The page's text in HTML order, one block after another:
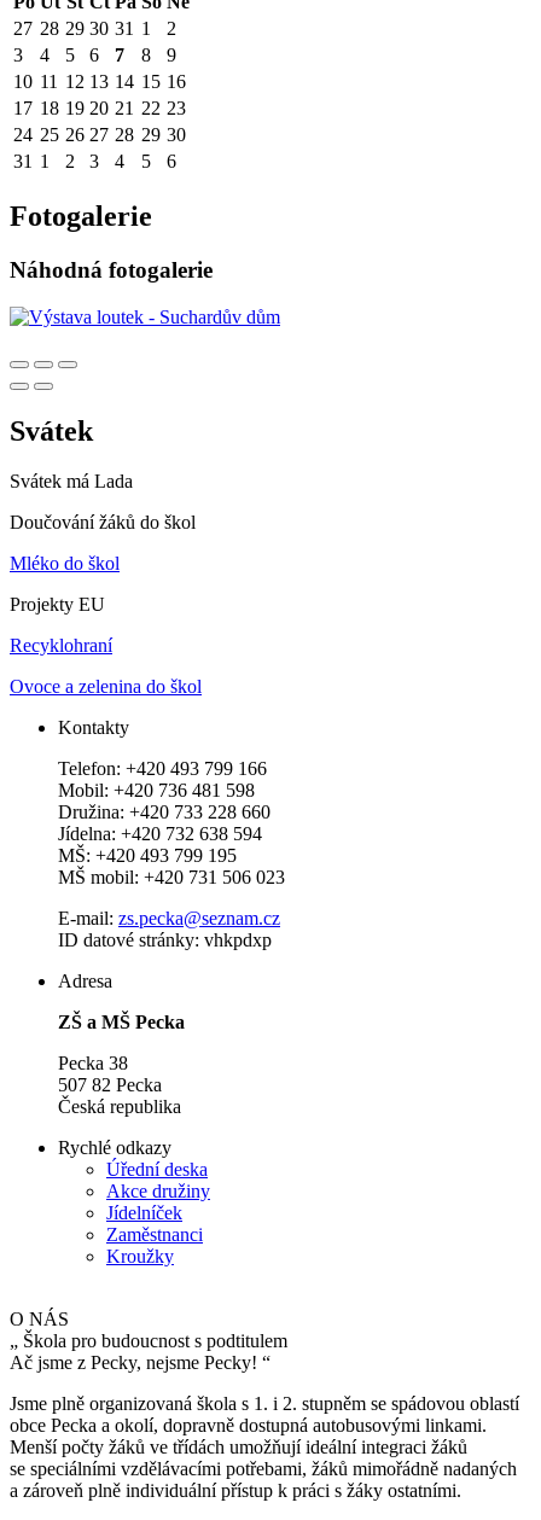
27 28 29 30 31 1
2
3
4 5 6 7 8
9
10 11 12 13 14 15 16
17 18 19 20 21 22 23
24 25 26 27 28 29 30
31 1 2 3 4 5 6
Fotogalerie
Náhodná fotogalerie
Svátek
Svátek má Lada
Doučování žáků do škol
Mléko do škol
Projekty EU
Recyklohraní
Ovoce a zelenina do škol
Kontakty
Telefon: +420 493 799 166
Mobil: +420 736 481 598
Družina: +420 733 228 660
Jídelna: +420 732 638 594
MŠ: +420 493 799 195
MŠ mobil: +420 731 506 023
E-mail: zs.pecka@seznam.cz
ID datové stránky: vhkpdxp
Adresa
ZŠ a MŠ Pecka
Pecka 38
507 82 Pecka
Česká republika
Rychlé odkazy
Úřední deska
Akce družiny
Jídelníček
Zaměstnanci
Kroužky
O NÁS
„ Škola pro budoucnost s podtitulem
Ač jsme z Pecky, nejsme Pecky! “
Jsme plně organizovaná škola s 1. i 2. stupněm se spádovou oblastí
obce Pecka a okolí, dopravně dostupná autobusovými linkami.
Menší počty žáků ve třídách umožňují ideální integraci žáků
se speciálními vzdělávacími potřebami, žáků mimořádně nadaných
a zároveň plně individuální přístup k práci s žáky ostatními.